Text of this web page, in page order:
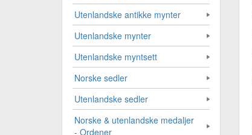
Utenlandske antikke mynter
Utenlandske mynter
Utenlandske myntsett
Norske sedler
Utenlandske sedler
Norske & utenlandske medaljer
- Ordener